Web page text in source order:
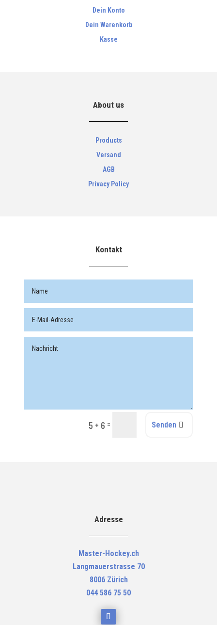
Dein Konto
Dein Warenkorb
Kasse
About us
Products
Versand
AGB
Privacy Policy
Kontakt
5 + 6 = Senden
Adresse
Master-Hockey.ch
Langmauerstrasse 70
8006 Zürich
044 586 75 50